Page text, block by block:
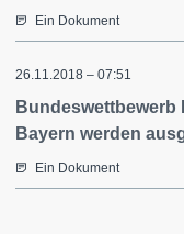
Ein Dokument
26.11.2018 – 07:51
Bundeswettbewerb
Bayern werden
Ein Dokument